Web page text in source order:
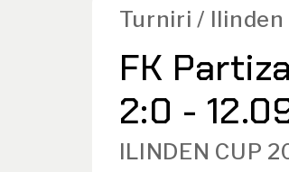
Turniri / Ilinden
FK
2:0 -
ILINDEN CUP